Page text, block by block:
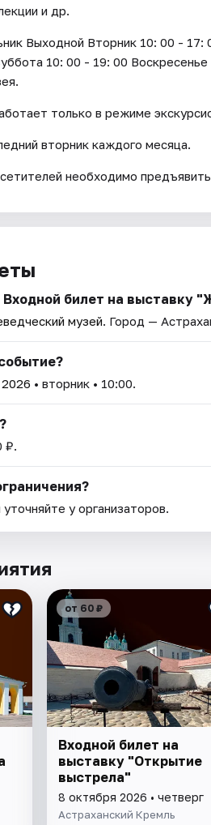
и др.
Выходной Вторник 10: 00 - 17:
10: 00 - 19: 00
только в режиме
вторник каждого месяца.
необходимо
Входной билет на выставку
музей. Город —
• вторник • 10:00.
₽.
у организаторов.
от 60 ₽
Входной билет на
выставку "Открытие
выстрела"
8 октября 2026 • четверг
Астраханский Кремль